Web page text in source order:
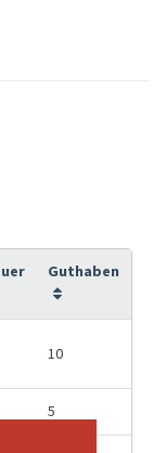
Guthaben
10
5